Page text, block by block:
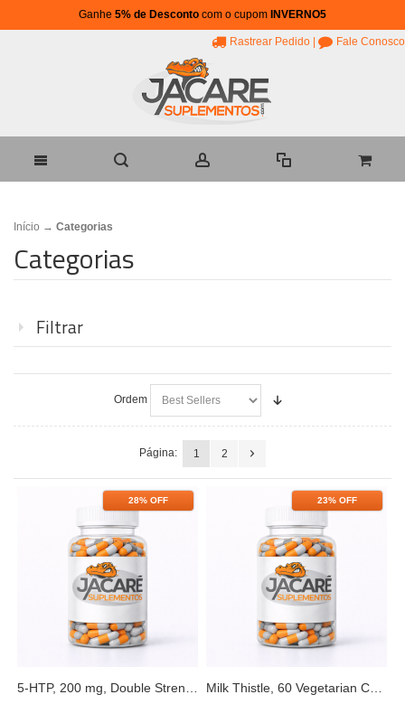
Ganhe 5% de Desconto com o cupom INVERNO5
Rastrear Pedido Fale Conosco
Início → Categorias
Categorias
Filtrar
Ordem
Página: 1 2
28% OFF
5-HTP, 200 mg, Double Strength 120 Veg Capsules Now foods
23% OFF
Milk Thistle, 60 Vegetarian Capsules (750 mg per Capsule)